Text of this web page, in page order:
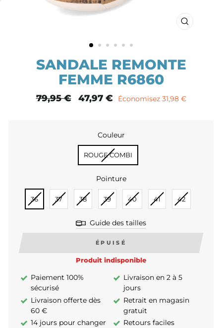
FERMER
SANDALE REMONTE
FEMME R6860
Prix
79,95 €
Prix
47,97 € Économisez 31,98 €
Couleur
ROUGE COMBI
Pointure
POINTURE
36 37 38 39 40 41 42
Guide des tailles
ÉPUISÉ
Produit indisponible
Paiement 100%
sécurisé
Livraison en 2 à 5
jours
Livraison offerte dès
60 €
Retrait en magasin
gratuit
14 jours pour changer
Retours faciles